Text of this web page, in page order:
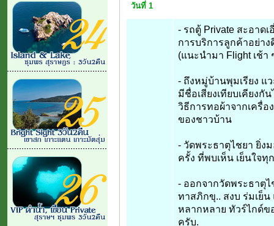
วันที่ 1
- รถตู้ Private สะอาด
การบริการลูกค้าอย่า
(แนะนำมา Flight เช้า
- ถึงหมู่บ้านพุมเรียง แ
มีชื่อเสียงเทียบเคียงกั
วิธีการทอผ้าจากเครื่อ
ของชาวบ้าน
- วัดพระธาตุไชยา ยิ่ง
ครั้ง ที่พบเห็น เย็นใจ
- ออกจากวัดพระธาตุ
ทาสภิกขุ.. สงบ ร่มเย็น
หลากหลาย ทัวร์ไกด์ข
ครับ.